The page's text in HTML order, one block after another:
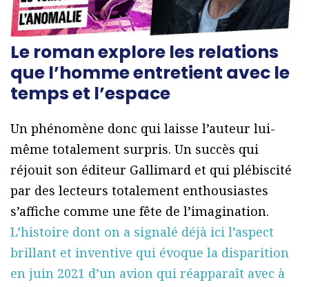
Le roman explore les relations
que l’homme entretient avec le
temps et l’espace
Un phénomène donc qui laisse l’auteur lui-
même totalement surpris. Un succès qui
réjouit son éditeur Gallimard et qui plébiscité
par des lecteurs totalement enthousiastes
s’affiche comme une fête de l’imagination.
L’histoire dont on a signalé déjà ici l’aspect
brillant et inventive qui évoque la disparition
en juin 2021 d’un avion qui réapparaît avec à